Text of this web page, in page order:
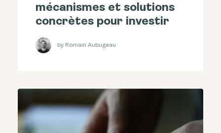
mécanismes et solutions
concrètes pour investir
by Romain Aubugeau